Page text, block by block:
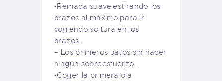
-Remada suave estirando los
brazos al máximo para ir
cogiendo soltura en los
brazos.
– Los primeros patos sin hacer
ningún sobreesfuerzo.
-Coger la primera ola